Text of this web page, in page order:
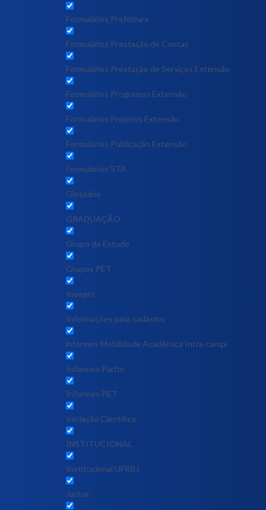
Formulários Prefeitura
Formulários Prestação de Contas
Formulários Prestação de Serviços Extensão
Formulários Programas Extensão
Formulários Projetos Extensão
Formulários Publicação Extensão
Formulários STA
Glossário
GRADUAÇÃO
Grupo de Estudo
Grupos PET
Ineagro
Informações para cadastro
informes Mobilidade Acadêmica Intra-campi
Informes Parfor
Informes PET
Iniciação Científica
INSTITUCIONAL
Institucional UFRRJ
Jantar